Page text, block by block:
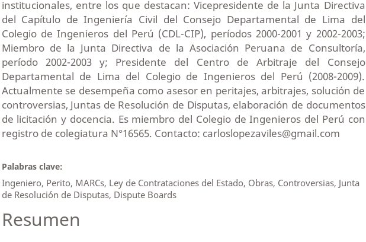
institucionales, entre los que destacan: Vicepresidente de la Junta Directiva
del Capítulo de Ingeniería Civil del Consejo Departamental de Lima del
Colegio de Ingenieros del Perú (CDL-CIP), períodos 2000-2001 y 2002-2003;
Miembro de la Junta Directiva de la Asociación Peruana de Consultoría,
período 2002-2003 y; Presidente del Centro de Arbitraje del Consejo
Departamental de Lima del Colegio de Ingenieros del Perú (2008-2009).
Actualmente se desempeña como asesor en peritajes, arbitrajes, solución de
controversias, Juntas de Resolución de Disputas, elaboración de documentos
de licitación y docencia. Es miembro del Colegio de Ingenieros del Perú con
registro de colegiatura N°16565. Contacto: carloslopezaviles@gmail.com
Palabras clave:
Ingeniero, Perito, MARCs, Ley de Contrataciones del Estado, Obras, Controversias, Junta
de Resolución de Disputas, Dispute Boards
Resumen